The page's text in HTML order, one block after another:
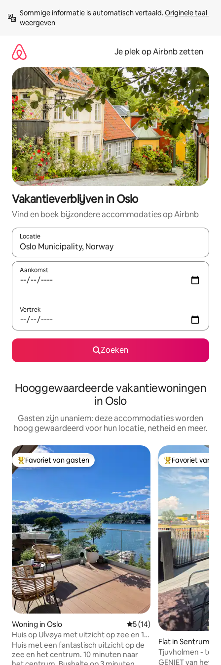
direct
naar
Sommige informatie is automatisch vertaald. Originele taal
weergeven
Je plek op Airbnb zetten
Vakantieverblijven in Oslo
Vind en boek bijzondere accommodaties op Airbnb
Locatie
Wanneer er resultaten beschikbaar zijn, maak je een keuze
Aankomst
Vertrek
Zoeken
Hooggewaardeerde vakantiewoningen
in Oslo
Gasten zijn unaniem: deze accommodaties worden
hoog gewaardeerd voor hun locatie, netheid en meer.
Topfavoriet van gasten
Favoriet van gasten
Woning in Oslo Gemiddelde beoordeling
5 (14)
Huis op Ulvøya met uitzicht op zee en 10
minuten van het centrum
Huis met een fantastisch uitzicht op de
zee en het centrum. 10 minuten naar
Topfavoriet van
Favoriet van
Flat in Sentrum
Tjuvholmen -
bad en uitzicht op
GENIET van het